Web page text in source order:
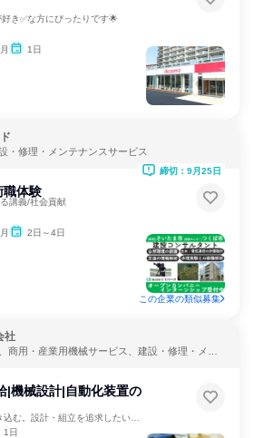
き✅な方にぴったりです🌟
1日
・修理・メンテナンスサービス
職体験
講義/社会貢献
2日～4日
締切：9月25日
この企業の類似募集
社
商用・産業用機械サービス、建設・修理・メン
|機械設計|自動化装置の
1日